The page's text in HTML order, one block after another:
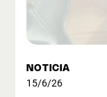
NOTICIA
15/6/26